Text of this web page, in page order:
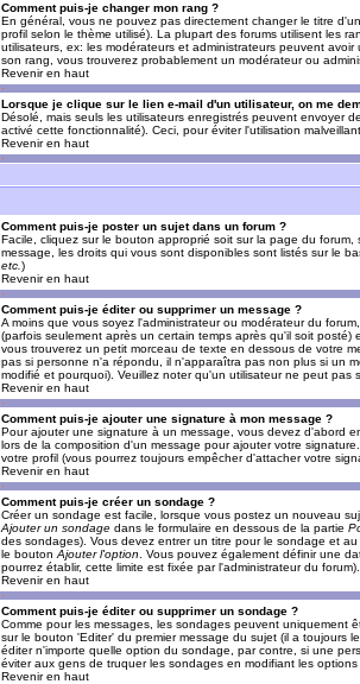
Comment puis-je changer mon rang ?
En général, vous ne pouvez pas directement changer le titre
profil selon le thème utilisé). La plupart des forums utilisent les
utilisateurs, ex: les modérateurs et administrateurs peuvent
son rang, vous trouverez probablement un modérateur ou
Revenir en haut
Lorsque je clique sur le lien e-mail d'un utilisateur, on me
Désolé, mais seuls les utilisateurs enregistrés peuvent envoyer
activé cette fonctionnalité). Ceci, pour éviter l'utilisation
Revenir en haut
Comment puis-je poster un sujet dans un forum ?
Facile, cliquez sur le bouton approprié soit sur la page du
message, les droits qui vous sont disponibles sont listés sur le
etc. )
Revenir en haut
Comment puis-je éditer ou supprimer un message ?
A moins que vous soyez l'administrateur ou modérateur du
(parfois seulement après un certain temps après qu'il soit posté)
vous trouverez un petit morceau de texte en dessous de votre
pas si personne n'a répondu, il n'apparaîtra pas non plus si un
modifié et pourquoi). Veuillez noter qu'un utilisateur ne peut
Revenir en haut
Comment puis-je ajouter une signature à mon message ?
Pour ajouter une signature à un message, vous devez d'abord
lors de la composition d'un message pour ajouter votre
votre profil (vous pourrez toujours empêcher d'attacher votre
Revenir en haut
Comment puis-je créer un sondage ?
Créer un sondage est facile, lorsque vous postez un nouveau
Ajouter un sondage dans le formulaire en dessous de la partie
des sondages). Vous devez entrer un titre pour le sondage et
le bouton Ajouter l'option . Vous pouvez également définir une
pourrez établir, cette limite est fixée par l'administrateur du forum).
Revenir en haut
Comment puis-je éditer ou supprimer un sondage ?
Comme pour les messages, les sondages peuvent uniquement
sur le bouton 'Editer' du premier message du sujet (il a toujours
éditer n'importe quelle option du sondage, par contre, si une
éviter aux gens de truquer les sondages en modifiant les
Revenir en haut